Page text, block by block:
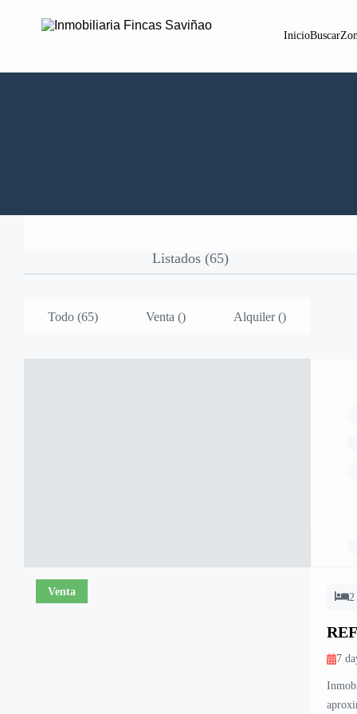
InicioBuscar
Fincas SaviñaoListados (65)
Todo (65) Venta () Alquiler ()
Venta 2
7